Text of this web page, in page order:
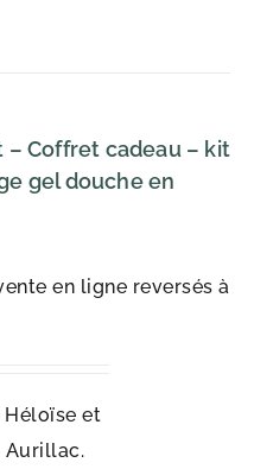
– Coffret cadeau – kit
gel douche en
en ligne reversés à
et
Aurillac.